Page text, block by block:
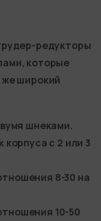
редукторы
которые
широкий
шнеками.
с 2 или 3
8-30 на
10-50